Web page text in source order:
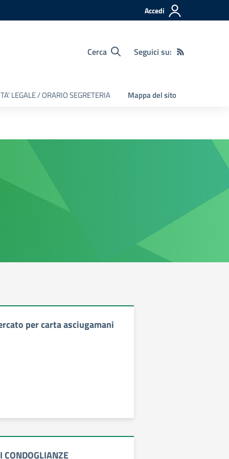
Accedi
Cerca Seguici su:
LEGALE / ORARIO SEGRETERIA Mappa del sito
per carta asciugamani
CONDOGLIANZE